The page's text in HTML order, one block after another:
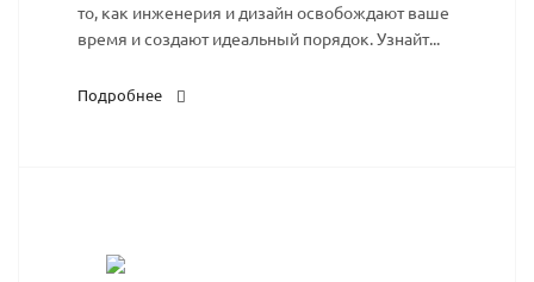
то, как инженерия и дизайн освобождают ваше
время и создают идеальный порядок. Узнайт...
Подробнее